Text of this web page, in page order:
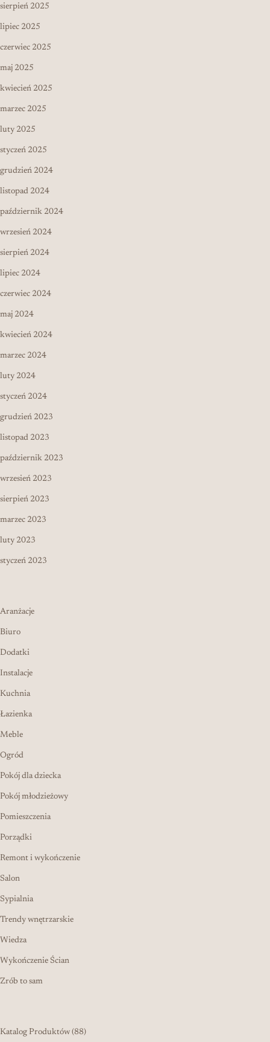
sierpień 2025
lipiec 2025
czerwiec 2025
maj 2025
kwiecień 2025
marzec 2025
luty 2025
styczeń 2025
grudzień 2024
listopad 2024
październik 2024
wrzesień 2024
sierpień 2024
lipiec 2024
czerwiec 2024
maj 2024
kwiecień 2024
marzec 2024
luty 2024
styczeń 2024
grudzień 2023
listopad 2023
październik 2023
wrzesień 2023
sierpień 2023
marzec 2023
luty 2023
styczeń 2023
Aranżacje
Biuro
Dodatki
Instalacje
Kuchnia
Łazienka
Meble
Ogród
Pokój dla dziecka
Pokój młodzieżowy
Pomieszczenia
Porządki
Remont i wykończenie
Salon
Sypialnia
Trendy wnętrzarskie
Wiedza
Wykończenie Ścian
Zrób to sam
Katalog Produktów 8888 produktów